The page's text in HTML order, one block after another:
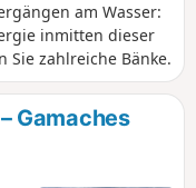
am Wasser:
inmitten dieser
Sie zahlreiche Bänke.
Gamaches